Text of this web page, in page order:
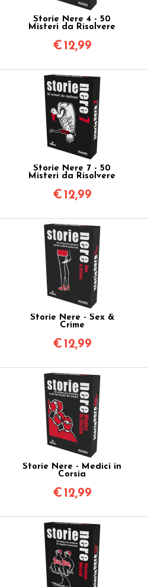
Storie Nere 4 - 50
Misteri da Risolvere
€ 12,99
Storie Nere 7 - 50
Misteri da Risolvere
€ 12,99
Storie Nere - Sex &
Crime
€ 12,99
Storie Nere - Medici in
Corsia
€ 12,99